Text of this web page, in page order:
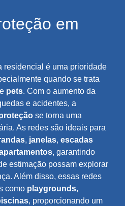
em
residencial é uma prioridade
quando se trata
pets. Com o aumento da
e acidentes, a
se torna uma
As redes são ideais para
, janelas, escadas
, garantindo
estimação possam explorar
Além disso, essas redes
como playgrounds,
, proporcionando um